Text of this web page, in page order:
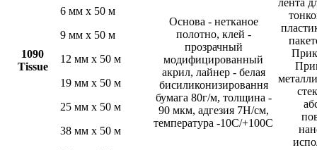
1090
Tissue
6 мм х 50 м
9 мм х 50 м
12 мм х 50 м
19 мм х 50 м
25 мм х 50 м
38 мм х 50 м
Основа - нетканое
полотно, клей -
прозрачный
модифицированный
акрил, лайнер - белая
бисиликонизировання
бумага 80г/м, толщина -
90 мкм, адгезия 7Н/см,
температура -10С/+100C
лента